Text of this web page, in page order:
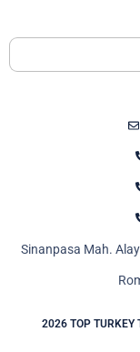
Sinanpasa Mah.
2026 TOP TURKEY